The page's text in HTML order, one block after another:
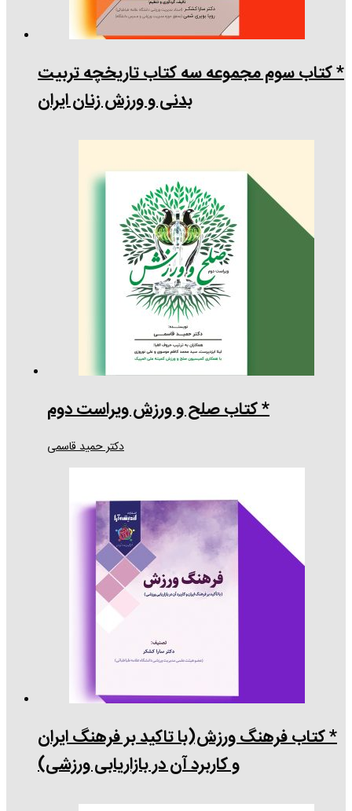
* کتاب سوم مجموعه سه کتاب تاریخچه تربیت
بدنی و ورزش زنان ایران
* کتاب صلح و ورزش ویراست دوم
دکتر حمید قاسمی
* کتاب فرهنگ ورزش(با تاکید بر فرهنگ ایران
و کاربرد آن در بازاریابی ورزشی)